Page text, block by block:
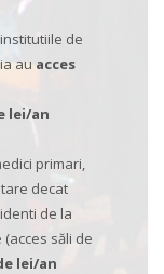
de
au acces
lei/an
primari,
decat
de la
săli de
lei/an